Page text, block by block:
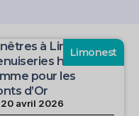
Limonest
à Limonest :
haut de
pour les
d’Or
20 avril 2026